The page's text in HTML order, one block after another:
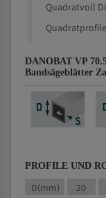
Quadratvoll
Quadratprofile
DANOBAT VP
Bandsägeblätter
PROFILE UND
D(mm) 20